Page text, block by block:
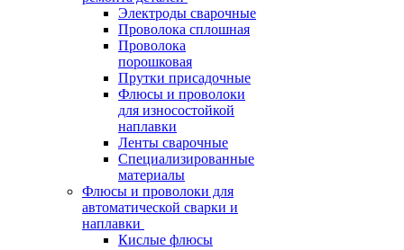
Электроды сварочные
Проволока сплошная
Проволока
порошковая
Прутки присадочные
Флюсы и проволоки
для износостойкой
наплавки
Ленты сварочные
Специализированные
материалы
Флюсы и проволоки для
автоматической сварки и
наплавки
Кислые флюсы